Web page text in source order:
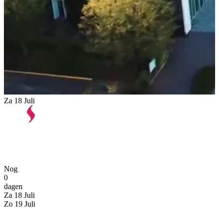
Za 18 Juli
Nog
0
dagen
Za 18 Juli
Zo 19 Juli